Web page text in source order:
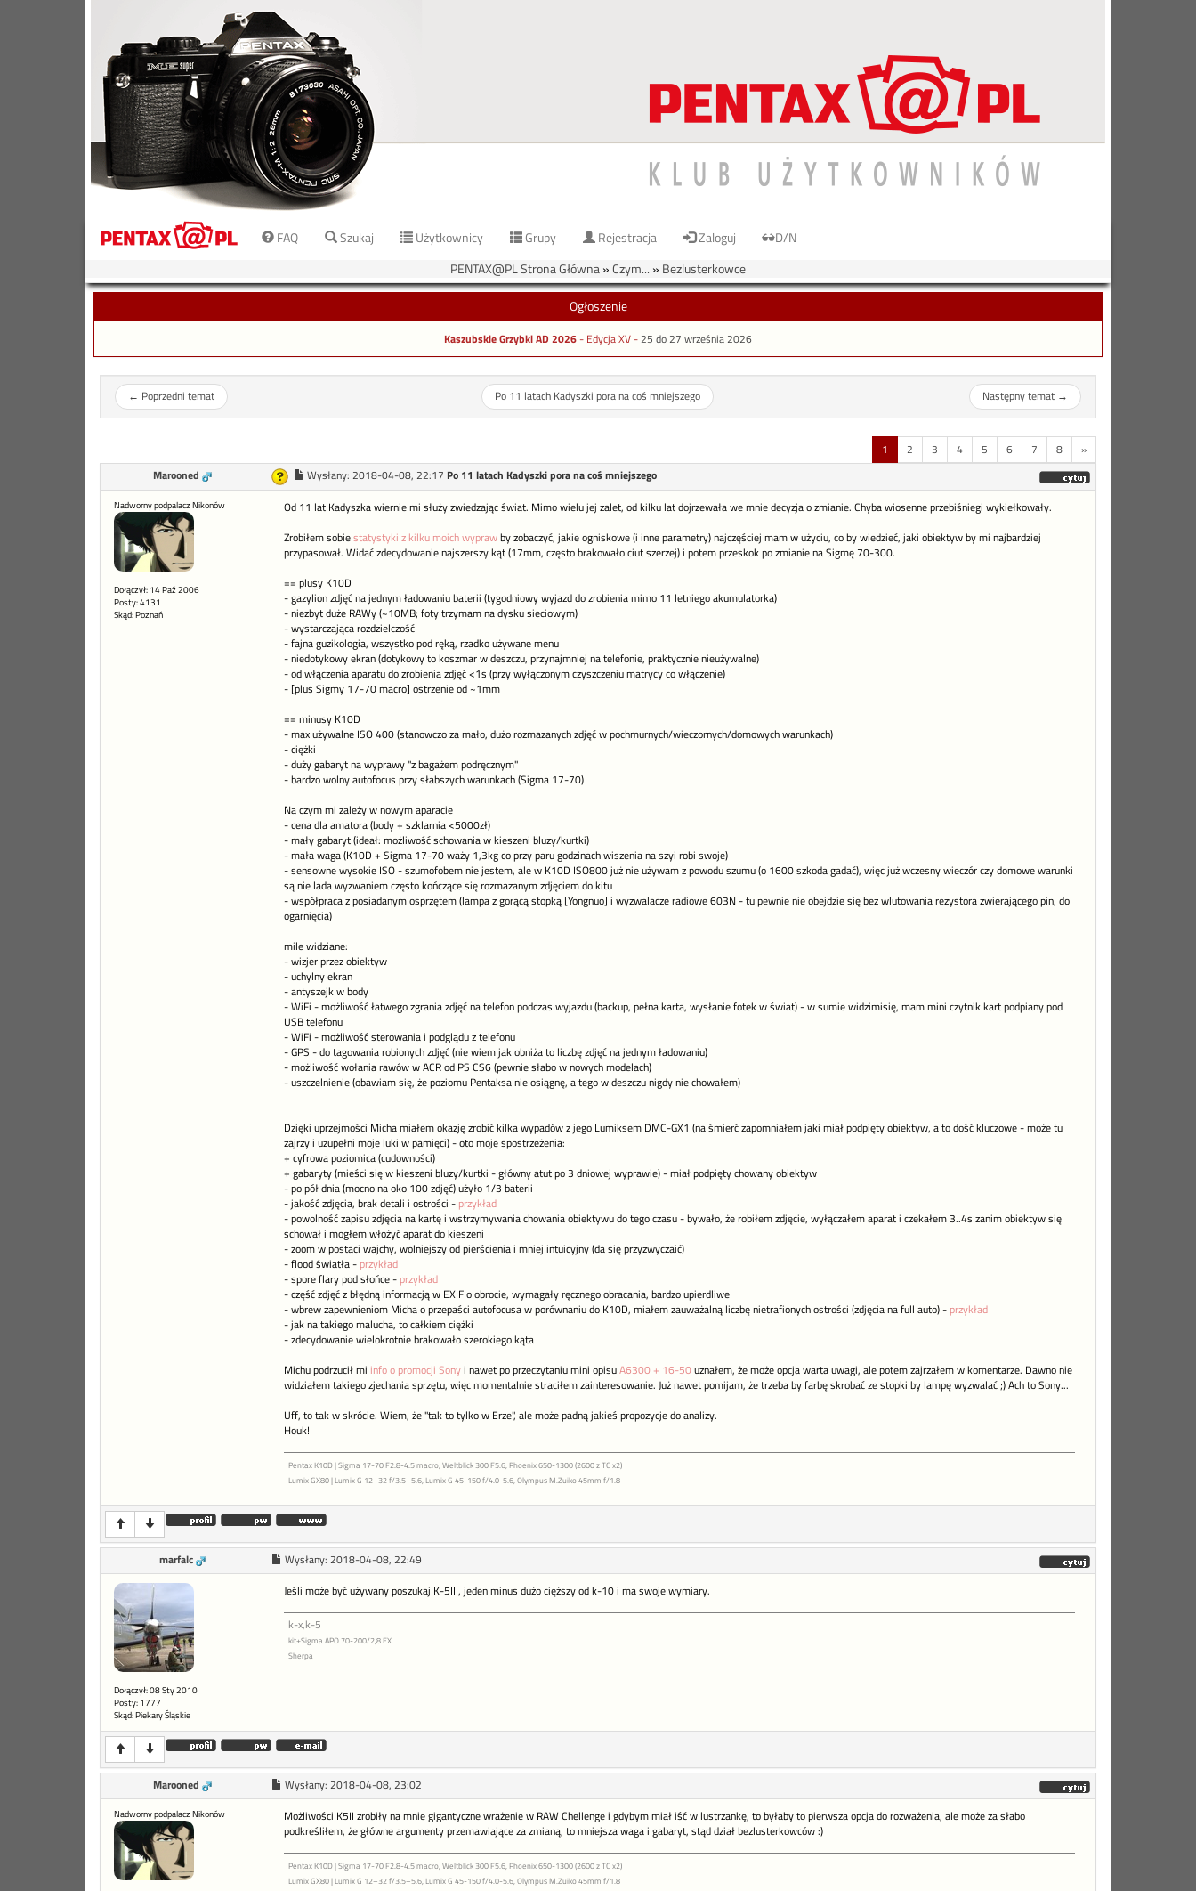
FAQ Szukaj Użytkownicy Grupy Rejestracja Zaloguj
D/N
PENTAX@PL Strona Główna»Czym... » Bezlusterkowce
Ogłoszenie
Kaszubskie Grzybki AD 2026- Edycja XV -25 do 27 września 2026
← Poprzedni temat Po 11 latach Kadyszki pora na coś mniejszego Następny temat→
1 2 3 4 5 6 7 8 »
Marooned Wysłany: 2018-04-08, 22:17 Po 11 latach Kadyszki pora na coś mniejszego
Nadworny podpalacz Nikonów
Dołączył: 14 Paź 2006
Posty: 4131
Skąd: Poznań
Od 11 lat Kadyszka wiernie mi służy zwiedzając świat. Mimo wielu jej zalet, od kilku lat dojrzewała we mnie decyzja o zmianie. Chyba wiosenne przebiśniegi wykiełkowały.
Zrobiłem sobiestatystyki z kilku moich wyprawby zobaczyć, jakie ogniskowe (i inne parametry) najczęściej mam w użyciu, co by wiedzieć, jaki obiektyw by mi najbardziej
przypasował. Widać zdecydowanie najszerszy kąt (17mm, często brakowało ciut szerzej) i potem przeskok po zmianie na Sigmę 70-300.
== plusy K10D
- gazylion zdjęć na jednym ładowaniu baterii (tygodniowy wyjazd do zrobienia mimo 11 letniego akumulatorka)
- niezbyt duże RAWy (~10MB; foty trzymam na dysku sieciowym)
- wystarczająca rozdzielczość
- fajna guzikologia, wszystko pod ręką, rzadko używane menu
- niedotykowy ekran (dotykowy to koszmar w deszczu, przynajmniej na telefonie, praktycznie nieużywalne)
- od włączenia aparatu do zrobienia zdjęć <1s (przy wyłączonym czyszczeniu matrycy co włączenie)
- [plus Sigmy 17-70 macro] ostrzenie od ~1mm
== minusy K10D
- max używalne ISO 400 (stanowczo za mało, dużo rozmazanych zdjęć w pochmurnych/wieczornych/domowych warunkach)
- ciężki
- duży gabaryt na wyprawy "z bagażem podręcznym"
- bardzo wolny autofocus przy słabszych warunkach (Sigma 17-70)
Na czym mi zależy w nowym aparacie
- cena dla amatora (body + szklarnia <5000zł)
- mały gabaryt (ideał: możliwość schowania w kieszeni bluzy/kurtki)
- mała waga (K10D + Sigma 17-70 waży 1,3kg co przy paru godzinach wiszenia na szyi robi swoje)
- sensowne wysokie ISO - szumofobem nie jestem, ale w K10D ISO800 już nie używam z powodu szumu (o 1600 szkoda gadać), więc już wczesny wieczór czy domowe warunki
są nie lada wyzwaniem często kończące się rozmazanym zdjęciem do kitu
- współpraca z posiadanym osprzętem (lampa z gorącą stopką [Yongnuo] i wyzwalacze radiowe 603N - tu pewnie nie obejdzie się bez wlutowania rezystora zwierającego pin, do
ogarnięcia)
mile widziane:
- wizjer przez obiektyw
- uchylny ekran
- antyszejk w body
- WiFi - możliwość łatwego zgrania zdjęć na telefon podczas wyjazdu (backup, pełna karta, wysłanie fotek w świat) - w sumie widzimisię, mam mini czytnik kart podpiany pod
USB telefonu
- WiFi - możliwość sterowania i podglądu z telefonu
- GPS - do tagowania robionych zdjęć (nie wiem jak obniża to liczbę zdjęć na jednym ładowaniu)
- możliwość wołania rawów w ACR od PS CS6 (pewnie słabo w nowych modelach)
- uszczelnienie (obawiam się, że poziomu Pentaksa nie osiągnę, a tego w deszczu nigdy nie chowałem)
Dzięki uprzejmości Micha miałem okazję zrobić kilka wypadów z jego Lumiksem DMC-GX1 (na śmierć zapomniałem jaki miał podpięty obiektyw, a to dość kluczowe - może tu
zajrzy i uzupełni moje luki w pamięci) - oto moje spostrzeżenia:
+ cyfrowa poziomica (cudowności)
+ gabaryty (mieści się w kieszeni bluzy/kurtki - główny atut po 3 dniowej wyprawie) - miał podpięty chowany obiektyw
- po pół dnia (mocno na oko 100 zdjęć) użyło 1/3 baterii
- jakość zdjęcia, brak detali i ostrości - przykład
- powolność zapisu zdjęcia na kartę i wstrzymywania chowania obiektywu do tego czasu - bywało, że robiłem zdjęcie, wyłączałem aparat i czekałem 3..4s zanim obiektyw się
schował i mogłem włożyć aparat do kieszeni
- zoom w postaci wajchy, wolniejszy od pierścienia i mniej intuicyjny (da się przyzwyczaić)
- flood światła - przykład
- spore flary pod słońce - przykład
- część zdjęć z błędną informacją w EXIF o obrocie, wymagały ręcznego obracania, bardzo upierdliwe
- wbrew zapewnieniom Micha o przepaści autofocusa w porównaniu do K10D, miałem zauważalną liczbę nietrafionych ostrości (zdjęcia na full auto) - przykład
- jak na takiego malucha, to całkiem ciężki
- zdecydowanie wielokrotnie brakowało szerokiego kąta
Michu podrzucił mi info o promocji Sonyi nawet po przeczytaniu mini opisuA6300 + 16-50uznałem, że może opcja warta uwagi, ale potem zajrzałem w komentarze. Dawno nie
widziałem takiego zjechania sprzętu, więc momentalnie straciłem zainteresowanie. Już nawet pomijam, że trzeba by farbę skrobać ze stopki by lampę wyzwalać ;) Ach to Sony...
Uff, to tak w skrócie. Wiem, że "tak to tylko w Erze", ale może padną jakieś propozycje do analizy.
Houk!
Pentax K10D | Sigma 17-70 F2.8-4.5 macro, Weltblick 300 F5.6, Phoenix 650-1300 (2600 z TC x2)
Lumix GX80 | Lumix G 12–32 f/3.5–5.6, Lumix G 45-150 f/4.0-5.6, Olympus M.Zuiko 45mm f/1.8
marfalc Wysłany: 2018-04-08, 22:49
Dołączył: 08 Sty 2010
Posty: 1777
Skąd: Piekary Śląskie
Jeśli może być używany poszukaj K-5II , jeden minus dużo cięższy od k-10 i ma swoje wymiary.
k-x,k-5
kit+Sigma APO 70-200/2,8 EX
Sherpa
Marooned Wysłany: 2018-04-08, 23:02
Nadworny podpalacz Nikonów
Możliwości K5II zrobiły na mnie gigantyczne wrażenie w RAW Chellenge i gdybym miał iść w lustrzankę, to byłaby to pierwsza opcja do rozważenia, ale może za słabo
podkreśliłem, że główne argumenty przemawiające za zmianą, to mniejsza waga i gabaryt, stąd dział bezlusterkowców :)
Pentax K10D | Sigma 17-70 F2.8-4.5 macro, Weltblick 300 F5.6, Phoenix 650-1300 (2600 z TC x2)
Lumix GX80 | Lumix G 12–32 f/3.5–5.6, Lumix G 45-150 f/4.0-5.6, Olympus M.Zuiko 45mm f/1.8